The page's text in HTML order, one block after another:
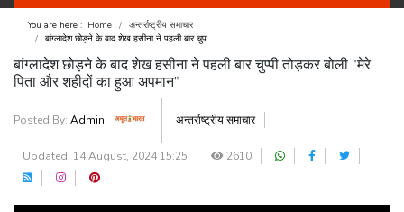
पाएगी? जानिए लोकसभा-राज्यसभा का नंबर गेम!
You are here : Home
अन्तर्राष्ट्रीय समाचार
बांग्लादेश छोड़ने के बाद शेख हसीना ने पहली बार चुप...
बांग्लादेश छोड़ने के बाद शेख हसीना ने पहली बार चुप्पी तोड़कर बोली "मेरे
पिता और शहीदों का हुआ अपमान"
Posted By: Admin अन्तर्राष्ट्रीय समाचार
Updated: 14 August, 2024 15:25 2610